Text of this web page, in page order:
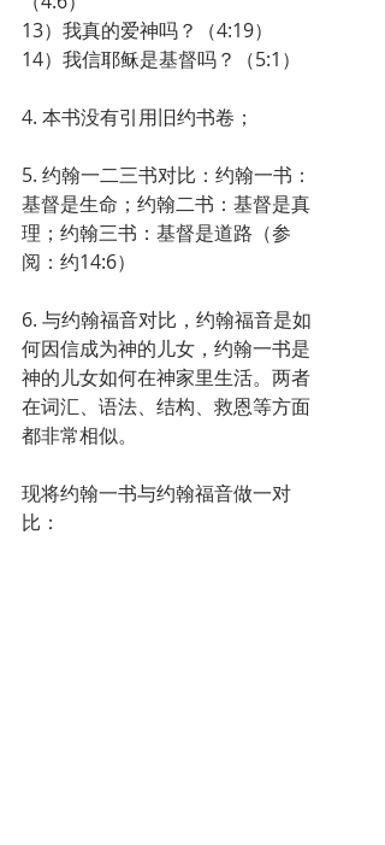
13）我真的爱神吗？（4:19）
14）我信耶稣是基督吗？（5:1）
4. 本书没有引用旧约书卷；
5. 约翰一二三书对比：约翰一书：
基督是生命；约翰二书：基督是真
理；约翰三书：基督是道路（参
阅：约14:6）
6. 与约翰福音对比，约翰福音是如
何因信成为神的儿女，约翰一书是
神的儿女如何在神家里生活。两者
在词汇、语法、结构、救恩等方面
都非常相似。
现将约翰一书与约翰福音做一对
比：